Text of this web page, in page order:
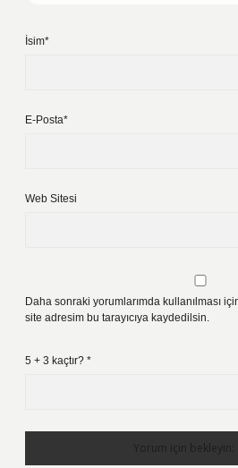
İsim*
E-Posta*
Web Sitesi
Daha sonraki yorumlarımda kullanılması
site adresim bu tarayıcıya kaydedilsin.
5 + 3 kaçtır? *